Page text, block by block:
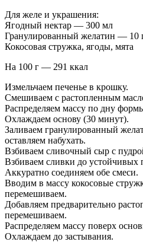
Для желе и украшения:
Ягодный нектар — 300 мл
Гранулированный желатин — 10
Кокосовая стружка, ягоды, мята
На 100 г — 291 ккал
Измельчаем печенье в крошку.
Смешиваем с растопленным
Распределяем массу по дну
Охлаждаем основу (30 минут).
Заливаем гранулированный
оставляем набухать.
Взбиваем сливочный сыр с
Взбиваем сливки до устойчивых
Аккуратно соединяем обе смеси.
Вводим в массу кокосовые
перемешиваем.
Добавляем предварительно
перемешиваем.
Распределяем массу поверх
Охлаждаем до застывания.